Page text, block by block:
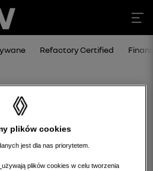
Refactory Certified
plików cookies
jest dla nas priorytetem.
używają plików cookies w celu tworzenia